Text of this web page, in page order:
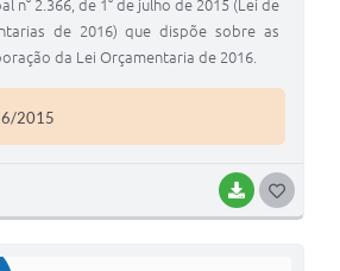
BAIXAR
n° 2.366, de 1° de julho de 2015 (Lei de
de 2016) que dispõe sobre as
da Lei Orçamentaria de 2016.
2015